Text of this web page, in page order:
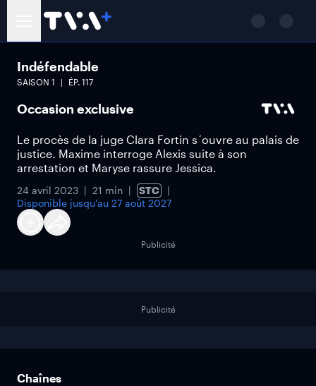
Indéfendable
SAISON 1 ÉP. 117
Occasion exclusive
Le procès de la juge Clara Fortin s´ouvre au palais de
justice. Maxime interroge Alexis suite à son
arrestation et Maryse rassure Jessica.
24 avril 2023 21 min
STC
Disponible jusqu'au 27 août 2027
Publicité
Publicité
Chaînes